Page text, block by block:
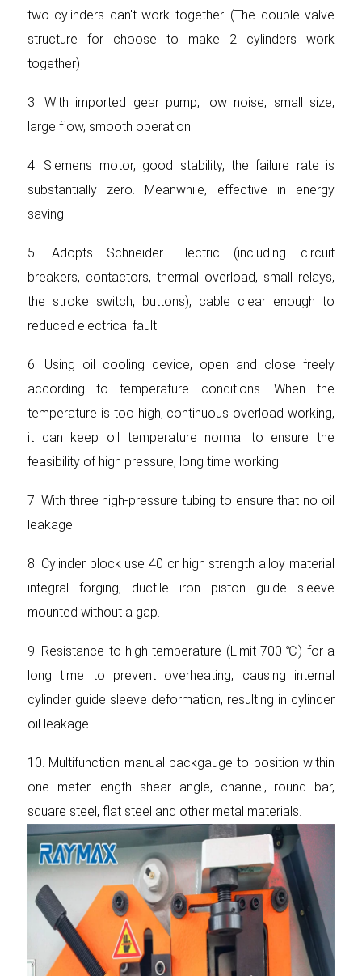
two cylinders can't work together. (The double valve
structure for choose to make 2 cylinders work
together)
3. With imported gear pump, low noise, small size,
large flow, smooth operation.
4. Siemens motor, good stability, the failure rate is
substantially zero. Meanwhile, effective in energy
saving.
5. Adopts Schneider Electric (including circuit
breakers, contactors, thermal overload, small relays,
the stroke switch, buttons), cable clear enough to
reduced electrical fault.
6. Using oil cooling device, open and close freely
according to temperature conditions. When the
temperature is too high, continuous overload working,
it can keep oil temperature normal to ensure the
feasibility of high pressure, long time working.
7. With three high-pressure tubing to ensure that no oil
leakage
8. Cylinder block use 40 cr high strength alloy material
integral forging, ductile iron piston guide sleeve
mounted without a gap.
9. Resistance to high temperature (Limit 700 ℃) for a
long time to prevent overheating, causing internal
cylinder guide sleeve deformation, resulting in cylinder
oil leakage.
10. Multifunction manual backgauge to position within
one meter length shear angle, channel, round bar,
square steel, flat steel and other metal materials.